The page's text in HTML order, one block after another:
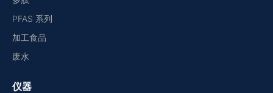
PFAS 系列
加工食品
废水
仪器